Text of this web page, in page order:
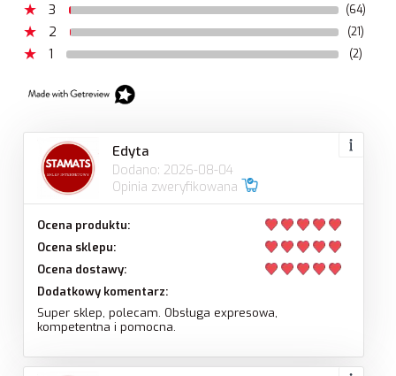
3 (64)
2 (21)
1 (2)
Edyta
Dodano: 2026-08-04
Opinia zweryfikowana
Ocena produktu:
Ocena sklepu:
Ocena dostawy:
Dodatkowy komentarz:
Super sklep, polecam. Obsługa expresowa,
kompetentna i pomocna.